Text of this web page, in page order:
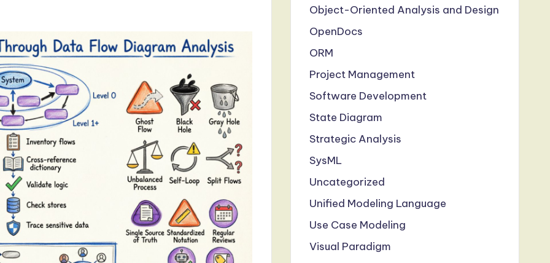
Object-Oriented Analysis and Design
OpenDocs
ORM
Project Management
Software Development
State Diagram
Strategic Analysis
SysML
Uncategorized
Unified Modeling Language
Use Case Modeling
Visual Paradigm